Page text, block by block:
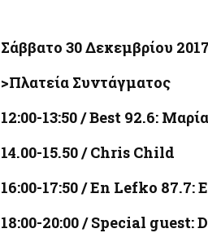
Σάββατο 30 Δεκεμβρίου 2017
>Πλατεία Συντάγματος
12:00-13:50 /Best 92.6:
14.00-15.50 /Chris Child
16:00-17:50 / En Lefko 87.7:
18:00-20:00 / Special guest: